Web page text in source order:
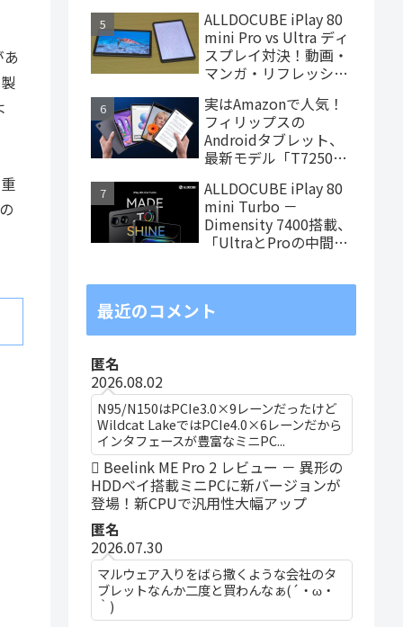
LEDライト
ALLDOCUBE iPlay 80
mini Pro vs Ultra ディ
スプレイ対決！動画・
マンガ・リフレッシュ
実はAmazonで人気！
フィリップスの
Androidタブレット、
最新モデル「T7250」
ALLDOCUBE iPlay 80
mini Turbo －
Dimensity 7400搭載、
「UltraとProの中間ス
最近のコメント
匿名
2026.08.02
N95/N150はPCIe3.0×9レーンだったけど
Wildcat LakeではPCIe4.0×6レーンだから
インタフェースが豊富なミニPC...
Beelink ME Pro 2 レビュー － 異形の
HDDベイ搭載ミニPCに新バージョンが
登場！新CPUで汎用性大幅アップ
匿名
2026.07.30
マルウェア入りをばら撒くような会社のタ
ブレットなんか二度と買わんなぁ(´・ω・
｀)